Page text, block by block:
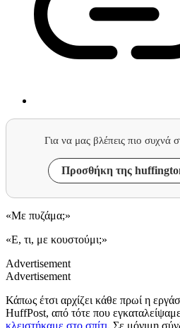
Για να μας βλέπεις πιο συχνά
Προσθήκη της
«Με πυζάμα;»
«Ε, τι, με κουστούμι;»
Advertisement
Advertisement
Κάπως έτσι αρχίζει κάθε πρωί η
HuffPost, από τότε που
κλειστήκαμε στο σπίτι. Σε μόνιμη